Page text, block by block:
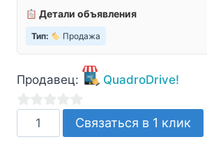
Детали объявления
Тип: Продажа
Продавец: QuadroDrive!
из
Количество
товара
Связаться в 1 клик